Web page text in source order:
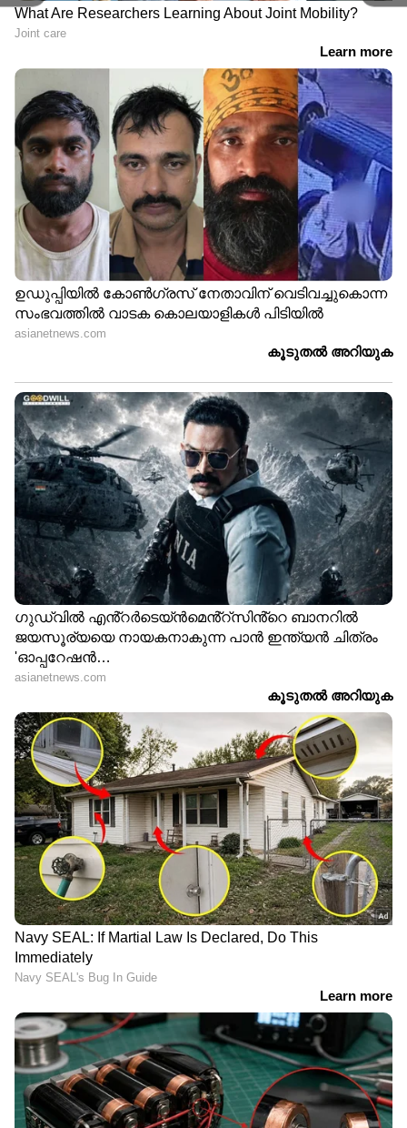
8
15
പുഴകളിൽ നിലവിൽ അപകടകരമായ രീതിയിൽ
വെളളം ഉയർന്നിട്ടില്ലെങ്കിലും കക്കി അണക്കെട്ട്
തുറന്നിരിക്കുന്നതിനാൽ മഴ തുടരുന്ന
സാഹചര്യം ഉണ്ടായാൽ പുഴകളിലെ ജല നിരപ്പും
ഉയരാന്‍ സാധ്യതയുണ്ട്. കോട്ടയത്ത്
നെടുംകുന്നം നെടുമണിയിൽ തോട് കര
കവിഞ്ഞൊഴുകി. പാലം മുങ്ങി ഗതാഗതം
തടസപ്പെട്ടു. തോട് വഴി മാറി ഒഴുകുകയാണ്.
9
15
കറുകച്ചാൽ മണിമല റൂട്ടിൽ വെള്ളം കയറി
ഗതാഗത തടസം ഉണ്ടായി. 2018-ലെ
പ്രളയത്തിൽ പോലും വെള്ളം കയറാത്ത
സ്‌ഥലങ്ങളാണിത്. അടുത്ത 3 മണിക്കൂറിൽ
കേരളത്തിൽ തിരുവനന്തപുരം, കൊല്ലം,
പത്തനംതിട്ട, ആലപ്പുഴ, കോട്ടയം,
എറണാകുളം, ഇടുക്കി, മലപ്പുറം എന്നീ
ജില്ലകളിൽ മിതമായ മഴക്കും മറ്റ് ജില്ലകളിൽ
നേരിയ മഴക്കും സാധ്യതയുണ്ടെന്ന് കേന്ദ്ര
കാലാവസ്ഥ വകുപ്പ് അറിയിച്ചു.